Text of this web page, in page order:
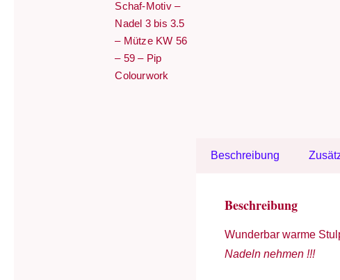
Schaf-Motiv –
Nadel 3 bis 3.5
– Mütze KW 56
– 59 – Pip
Colourwork
Beschreibung
Beschreibung
Wunderbar warme
Nadeln nehmen !!!